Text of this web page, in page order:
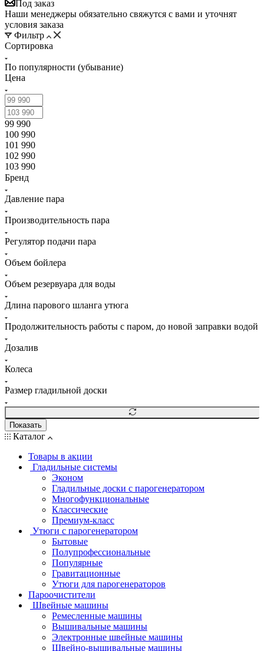
Под заказ
Наши менеджеры обязательно свяжутся с вами и уточнят
условия заказа
Фильтр
Сортировка
По популярности (убывание)
Цена
99 990
100 990
101 990
102 990
103 990
Бренд
Давление пара
Производительность пара
Регулятор подачи пара
Объем бойлера
Объем резервуара для воды
Длина парового шланга утюга
Продолжительность работы с паром, до новой заправки водой
Дозалив
Колеса
Размер гладильной доски
Показать
Каталог
Товары в акции
Гладильные системы
Эконом
Гладильные доски с парогенератором
Многофункциональные
Классические
Премиум-класс
Утюги с парогенератором
Бытовые
Полупрофессиональные
Популярные
Гравитационные
Утюги для парогенераторов
Пароочистители
Швейные машины
Ремесленные машины
Вышивальные машины
Электронные швейные машины
Швейно-вышивальные машины